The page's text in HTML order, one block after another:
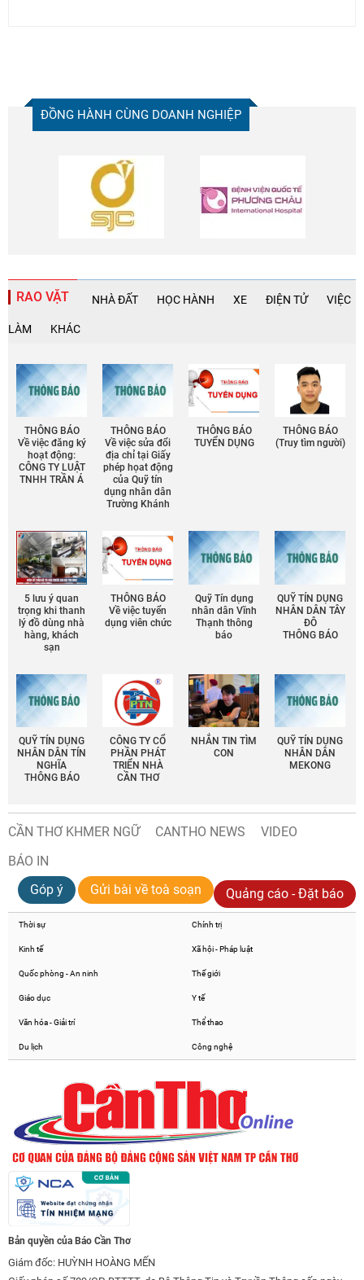
ĐỒNG HÀNH CÙNG DOANH NGHIỆP
RAO VẶT NHÀ ĐẤT HỌC HÀNH XE ĐIỆN TỬ VIỆC
LÀM KHÁC
THÔNG BÁO
Về việc đăng ký
hoạt động:
CÔNG TY LUẬT
TNHH TRẦN Á
THÔNG BÁO
Về việc sửa đổi
địa chỉ tại Giấy
phép họat động
của Quỹ tín
dụng nhân dân
Trường Khánh
THÔNG BÁO
TUYỂN DỤNG
THÔNG BÁO
(Truy tìm người)
5 lưu ý quan
trọng khi thanh
lý đồ dùng nhà
hàng, khách
sạn
THÔNG BÁO
Về việc tuyển
dụng viên chức
Quỹ Tín dụng
nhân dân Vĩnh
Thạnh thông
báo
QUỸ TÍN DỤNG
NHÂN DÂN TÂY
ĐÔ
THÔNG BÁO
QUỸ TÍN DỤNG
NHÂN DÂN TÍN
NGHĨA
THÔNG BÁO
CÔNG TY CỔ
PHẦN PHÁT
TRIỂN NHÀ
CẦN THƠ
NHẮN TIN TÌM
CON
QUỸ TÍN DỤNG
NHÂN DÂN
MEKONG
CẦN THƠ KHMER NGỮ CANTHO NEWS
VIDEO
BÁO IN
Góp ý
Gửi bài về toà soạn Quảng cáo - Đặt báo
Thời sự Chính trị
Kinh tế Xã hội - Pháp luật
Quốc phòng - An ninh Thế giới
Giáo dục Y tế
Văn hóa - Giải trí Thể thao
Du lịch Công nghệ
Bản quyền của Báo Cần Thơ
Giám đốc: HUỲNH HOÀNG MẾN